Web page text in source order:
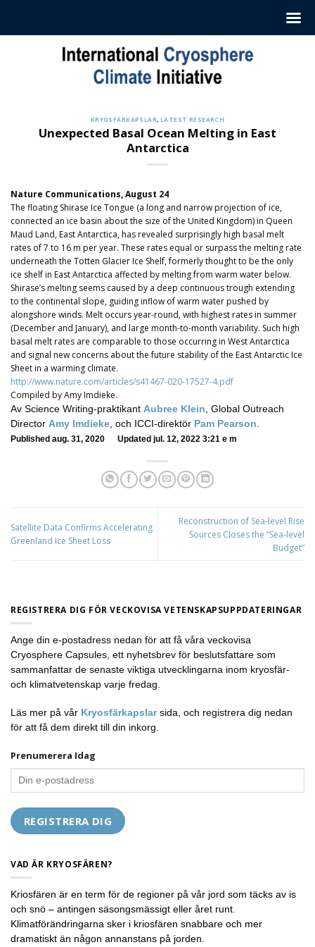
KRYOSFÄRKAPSLAR, LATEST RESEARCH
Unexpected Basal Ocean Melting in East
Antarctica
Nature Communications, August 24
The floating Shirase Ice Tongue (a long and narrow projection of ice,
connected an ice basin about the size of the United Kingdom) in Queen
Maud Land, East Antarctica, has revealed surprisingly high basal melt
rates of 7 to 16 m per year. These rates equal or surpass the melting rate
underneath the Totten Glacier Ice Shelf, formerly thought to be the only
ice shelf in East Antarctica affected by melting from warm water below.
Shirase’s melting seems caused by a deep continuous trough extending
to the continental slope, guiding inflow of warm water pushed by
alongshore winds. Melt occurs year-round, with highest rates in summer
(December and January), and large month-to-month variability. Such high
basal melt rates are comparable to those occurring in West Antarctica
and signal new concerns about the future stability of the East Antarctic Ice
Sheet in a warming climate.
http://www.nature.com/articles/s41467-020-17527-4.pdf
Compiled by Amy Imdieke.
Av Science Writing-praktikant Aubree Klein , Global Outreach
Director Amy Imdieke , och ICCI-direktör Pam Pearson
Published aug. 31, 2020 Updated jul. 12, 2022 3:21 e m
Satellite Data Confirms Accelerating
Greenland Ice Sheet Loss
Reconstruction of Sea-level Rise
Sources Closes the “Sea-level
Budget”
REGISTRERA DIG FÖR VECKOVISA VETENSKAPSUPPDATERINGAR
Ange din e-postadress nedan för att få våra veckovisa
Cryosphere Capsules, ett nyhetsbrev för beslutsfattare som
sammanfattar de senaste viktiga utvecklingarna inom kryosfär-
och klimatvetenskap varje fredag.
Läs mer på vår Kryosfärkapslarsida, och registrera dig nedan
för att få dem direkt till din inkorg.
Prenumerera Idag
VAD ÄR KRYOSFÄREN?
Kriosfären är en term för de regioner på vår jord som täcks av is
och snö – antingen säsongsmässigt eller året runt.
Klimatförändringarna sker i kriosfären snabbare och mer
dramatiskt än någon annanstans på jorden.